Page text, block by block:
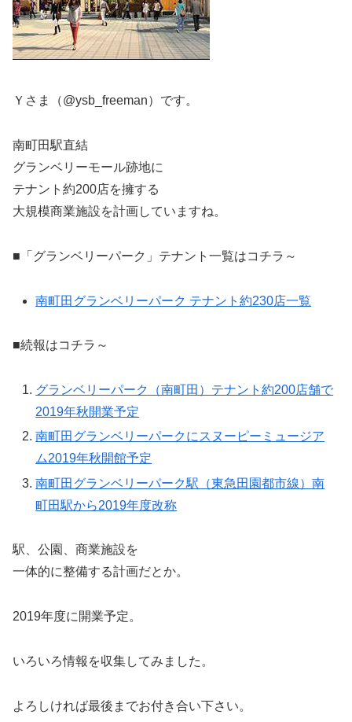
Ｙさま（@ysb_freeman）です。
南町田駅直結
グランベリーモール跡地に
テナント約200店を擁する
大規模商業施設を計画していますね。
■「グランベリーパーク」テナント一覧はコチラ～
南町田グランベリーパーク テナント約230店一覧
■続報はコチラ～
グランベリーパーク（南町田）テナント約200店舗で
2019年秋開業予定
南町田グランベリーパークにスヌーピーミュージア
ム2019年秋開館予定
南町田グランベリーパーク駅（東急田園都市線）南
町田駅から2019年度改称
駅、公園、商業施設を
一体的に整備する計画だとか。
2019年度に開業予定。
いろいろ情報を収集してみました。
よろしければ最後までお付き合い下さい。